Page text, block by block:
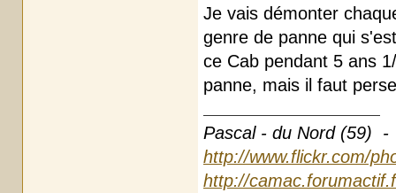
Je vais démonter
genre de panne qui
ce Cab pendant 5 ans
panne, mais il faut
Pascal - du Nord (59) -
http://www.flickr.com/
http://